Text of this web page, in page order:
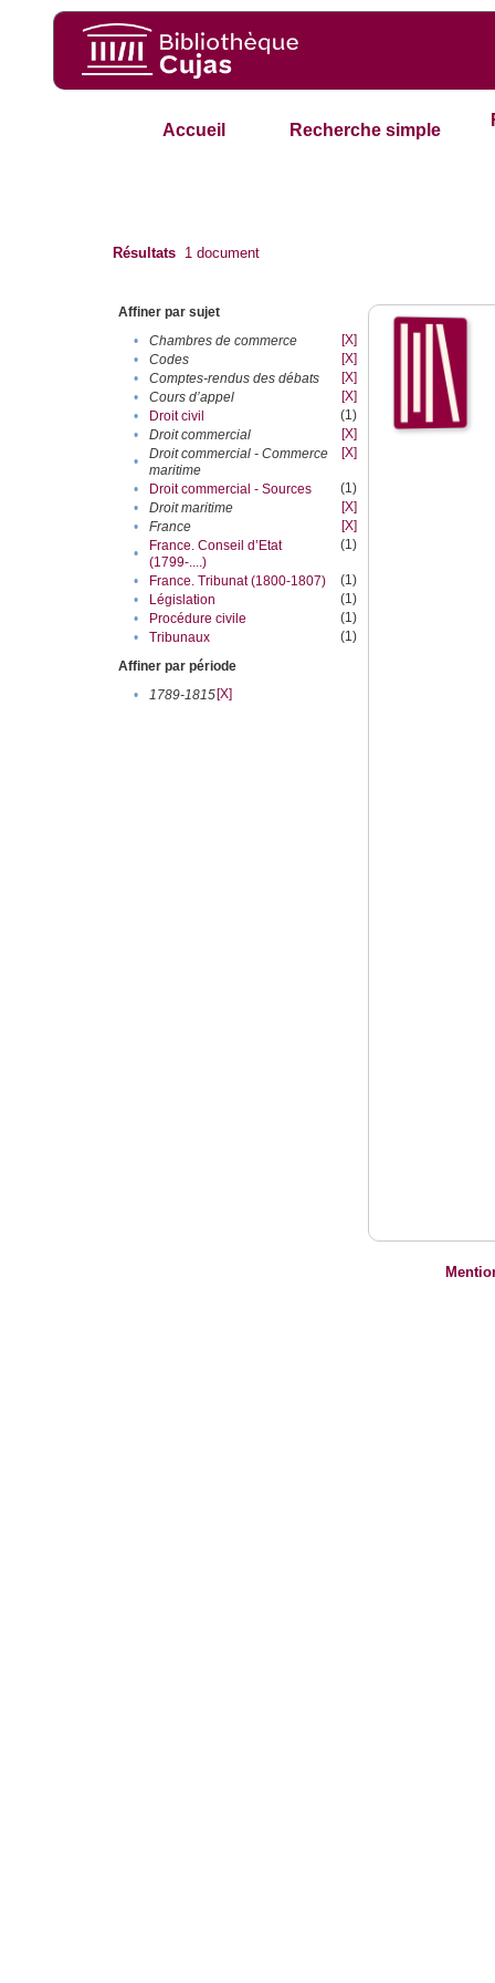
Accueil Recherche simple
Résultats 1 document
Affiner par sujet
•
Chambres de commerce
[X]
•
Codes
[X]
•
Comptes-rendus des débats
[X]
•
Cours d’appel
[X]
•
Droit civil
(1)
•
Droit commercial
[X]
•
Droit commercial - Commerce
maritime
[X]
• Droit commercial - Sources
(1)
•
Droit maritime
[X]
•
France
[X]
•
France. Conseil d’Etat
(1799-....)
(1)
• France. Tribunat (1800-1807)
(1)
•
Législation
(1)
•
Procédure civile
(1)
•
Tribunaux
(1)
Affiner par période
•
1789-1815[X]